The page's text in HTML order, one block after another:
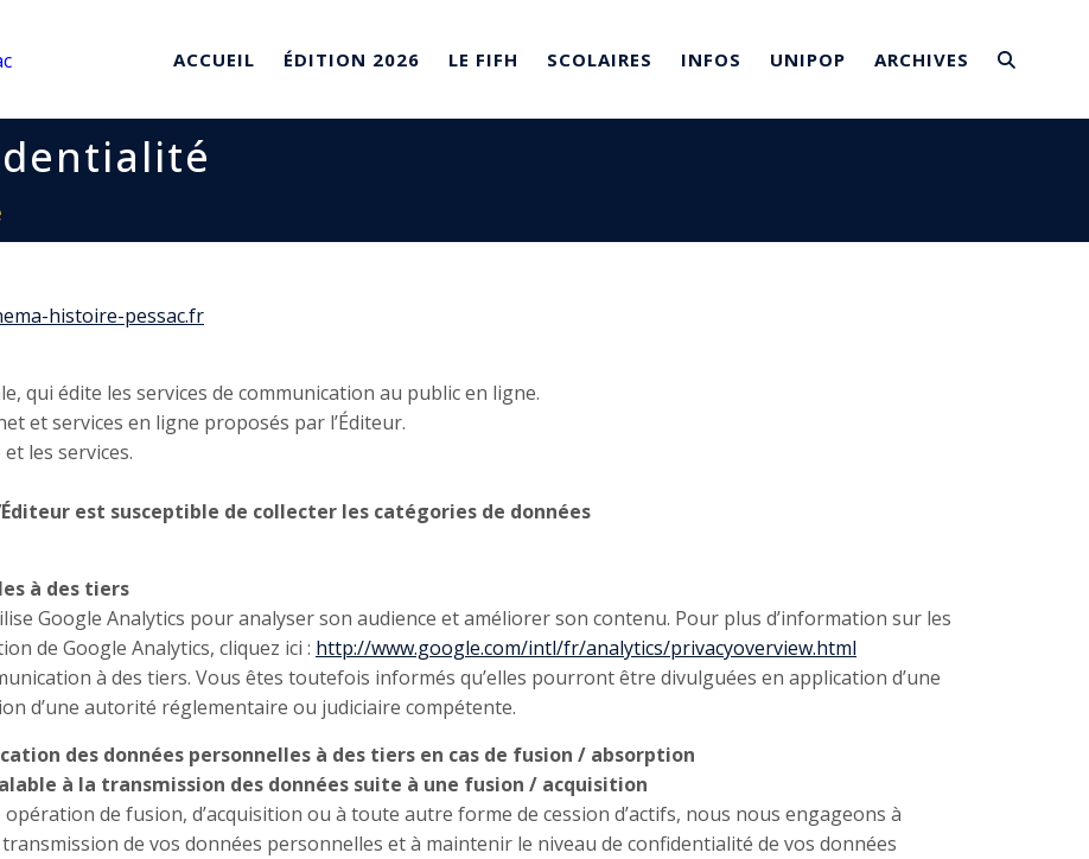
ACCUEIL ÉDITION 2026 LE FIFH SCOLAIRES INFOS UNIPOP ARCHIVES
histoire-pessac.fr
qui édite les services de communication au public en ligne.
et services en ligne proposés par l’Éditeur.
les services.
est susceptible de collecter les catégories de données
à des tiers
Google Analytics pour analyser son audience et améliorer son contenu. Pour plus d’information sur les
de Google Analytics, cliquez ici : http://www.google.com/intl/fr/analytics/privacyoverview.html
à des tiers. Vous êtes toutefois informés qu’elles pourront être divulguées en application d’une
d’une autorité réglementaire ou judiciaire compétente.
des données personnelles à des tiers en cas de fusion / absorption
à la transmission des données suite à une fusion / acquisition
de fusion, d’acquisition ou à toute autre forme de cession d’actifs, nous nous engageons à
de vos données personnelles et à maintenir le niveau de confidentialité de vos données